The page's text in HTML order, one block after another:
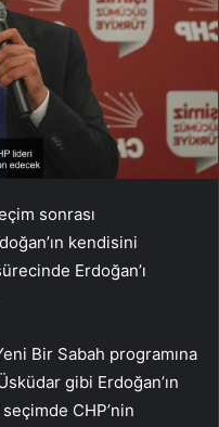
sonrası
kendisini
Erdoğan’ı
Bir Sabah programına
gibi Erdoğan’ın
CHP’nin